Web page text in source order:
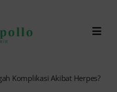
Komplikasi Akibat Herpes?